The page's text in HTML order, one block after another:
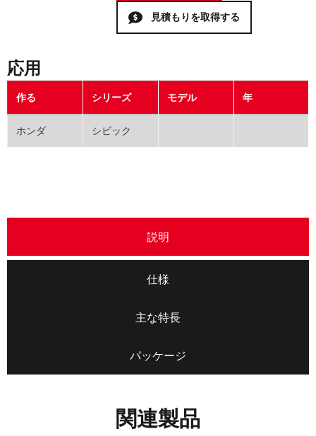
見積もりを取得する
応用
作る シリーズ モデル 年
ホンダ シビック
説明
仕様
主な特長
パッケージ
関連製品